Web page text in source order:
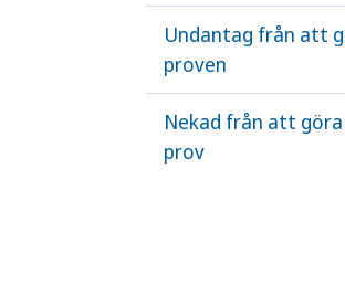
Undantag från att
proven
Nekad från att göra
prov